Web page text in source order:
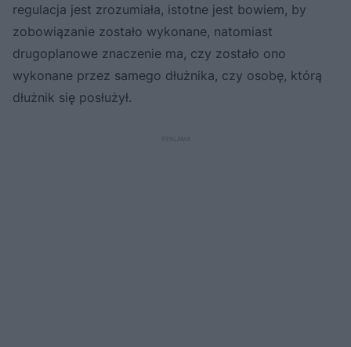
regulacja jest zrozumiała, istotne jest bowiem, by
zobowiązanie zostało wykonane, natomiast
drugoplanowe znaczenie ma, czy zostało ono
wykonane przez samego dłużnika, czy osobę, którą
dłużnik się posłużył.